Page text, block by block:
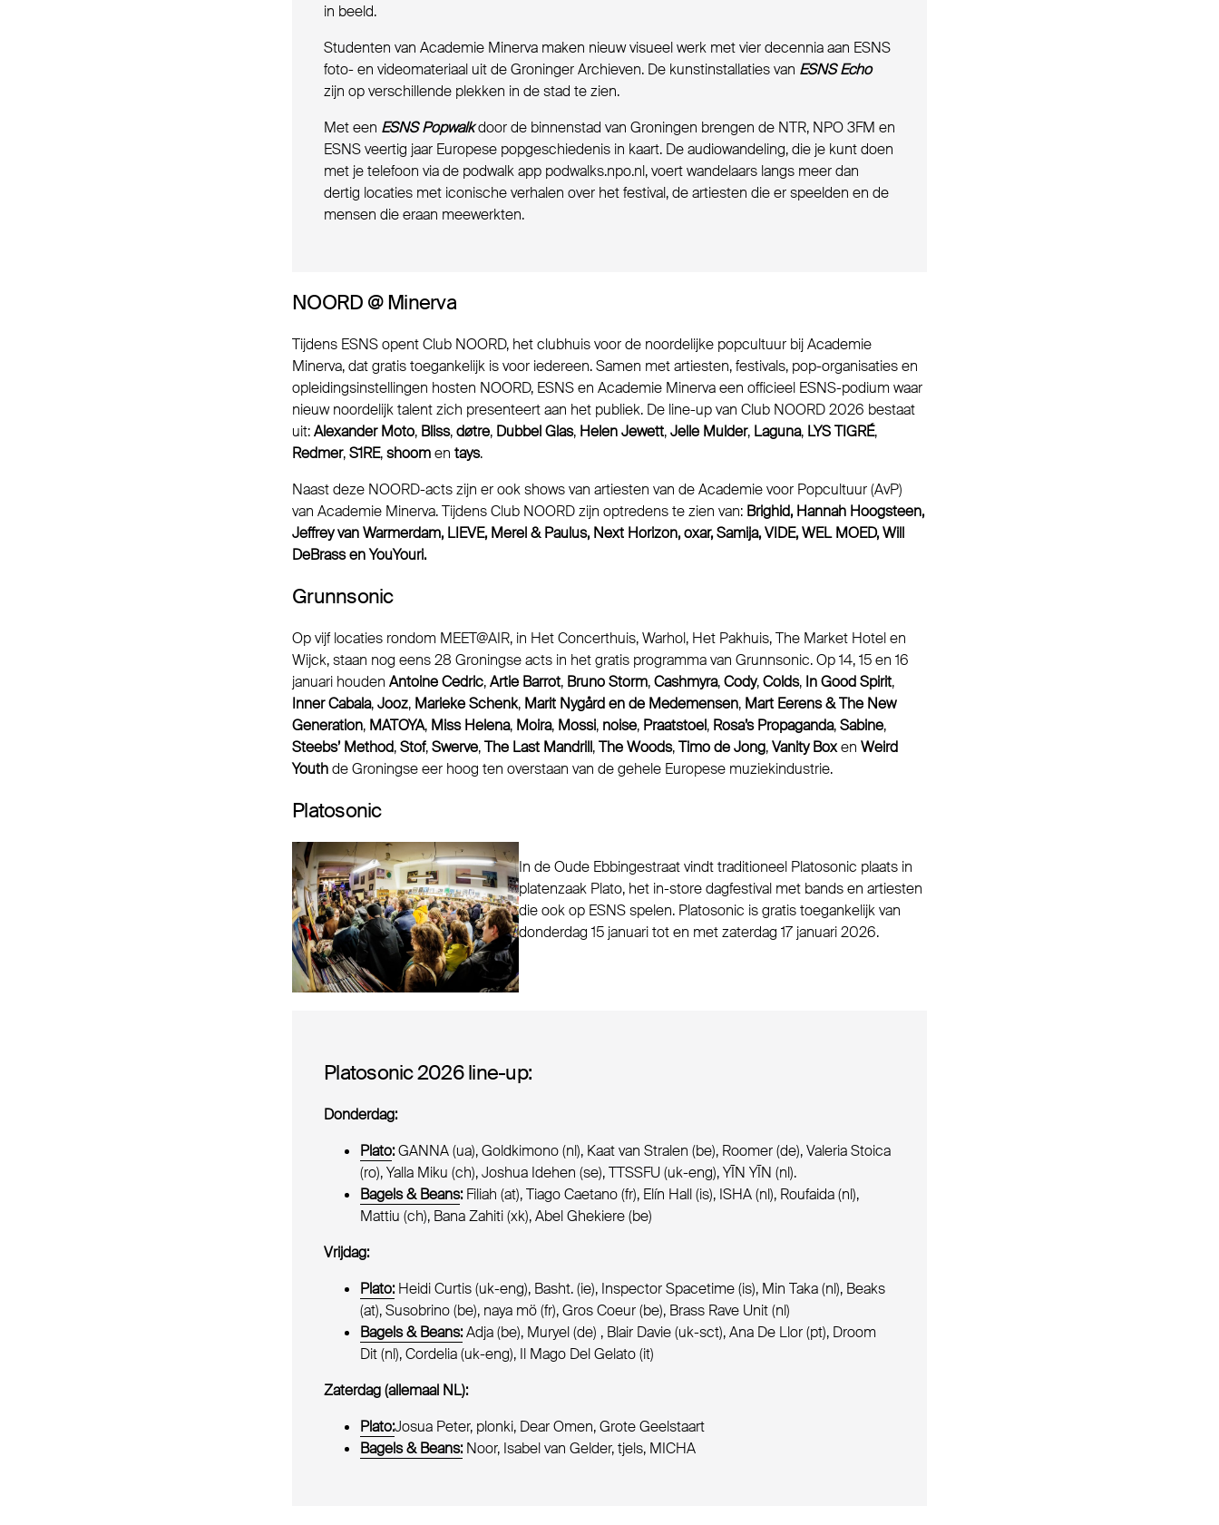
in beeld.
Studenten van Academie Minerva maken nieuw visueel werk met vier decennia aan ESNS
foto- en videomateriaal uit de Groninger Archieven. De kunstinstallaties van ESNS Echo
zijn op verschillende plekken in de stad te zien.
Met een ESNS Popwalkdoor de binnenstad van Groningen brengen de NTR, NPO 3FM en
ESNS veertig jaar Europese popgeschiedenis in kaart. De audiowandeling, die je kunt doen
met je telefoon via de podwalk app podwalks.npo.nl, voert wandelaars langs meer dan
dertig locaties met iconische verhalen over het festival, de artiesten die er speelden en de
mensen die eraan meewerkten.
NOORD @ Minerva
Tijdens ESNS opent Club NOORD, het clubhuis voor de noordelijke popcultuur bij Academie
Minerva, dat gratis toegankelijk is voor iedereen. Samen met artiesten, festivals, pop-organisaties en
opleidingsinstellingen hosten NOORD, ESNS en Academie Minerva een officieel ESNS-podium waar
nieuw noordelijk talent zich presenteert aan het publiek. De line-up van Club NOORD 2026 bestaat
uit:Alexander Moto, Bliss,døtre, Dubbel Glas, Helen Jewett,Jelle Mulder, Laguna, LYS TIGRÉ,
Redmer,S1RE,shoomen tays.
Naast deze NOORD-acts zijn er ook shows van artiesten van de Academie voor Popcultuur (AvP)
van Academie Minerva. Tijdens Club NOORD zijn optredens te zien van: Brighid, Hannah Hoogsteen,
Jeffrey van Warmerdam, LIEVE, Merel & Paulus, Next Horizon, oxar, Samija, VIDE, WEL MOED, Will
DeBrass en YouYouri.
Grunnsonic
Op vijf locaties rondom MEET@AIR, in Het Concerthuis, Warhol, Het Pakhuis, The Market Hotel en
Wijck, staan nog eens 28 Groningse acts in het gratis programma van Grunnsonic. Op 14, 15 en 16
januari houden Antoine Cedric,Artie Barrot, Bruno Storm,Cashmyra,Cody,Colds, In Good Spirit,
Inner Cabala,Jooz, Marieke Schenk, Marit Nygården de Medemensen, Mart Eerens & The New
Generation, MATOYA, Miss Helena, Moira, Mossi, noise, Praatstoel, Rosa’s Propaganda,Sabine,
Steebs’ Method,Stof,Swerve,The Last Mandrill,The Woods,Timo de Jong,Vanity Boxen Weird
Youthde Groningse eer hoog ten overstaan van de gehele Europese muziekindustrie.
Platosonic
In de Oude Ebbingestraat vindt traditioneel Platosonic plaats in
platenzaak Plato, het in-store dagfestival met bands en artiesten
die ook op ESNS spelen. Platosonic is gratis toegankelijk van
donderdag 15 januari tot en met zaterdag 17 januari 2026.
Platosonic 2026 line-up:
Donderdag:
Plato:GANNA (ua), Goldkimono (nl), Kaat van Stralen (be), Roomer (de), Valeria Stoica
(ro), Yalla Miku (ch), Joshua Idehen (se), TTSSFU (uk-eng), YĪN YĪN (nl).
Bagels & Beans:Filiah (at), Tiago Caetano (fr), Elín Hall (is), ISHA (nl), Roufaida (nl),
Mattiu (ch), Bana Zahiti (xk), Abel Ghekiere (be)
Vrijdag:
Plato:Heidi Curtis (uk-eng), Basht. (ie), Inspector Spacetime (is), Min Taka (nl), Beaks
(at), Susobrino (be), naya mö (fr), Gros Coeur (be), Brass Rave Unit (nl)
Bagels & Beans:Adja (be), Muryel (de) , Blair Davie (uk-sct), Ana De Llor (pt), Droom
Dit (nl), Cordelia (uk-eng), Il Mago Del Gelato (it)
Zaterdag (allemaal NL):
Plato:Josua Peter, plonki, Dear Omen, Grote Geelstaart
Bagels & Beans:Noor, Isabel van Gelder, tjels, MICHA